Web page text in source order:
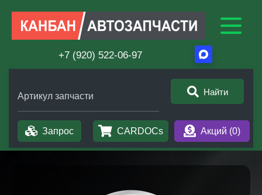
+7 (920) 522-06-97
Артикул запчасти Найти
Запрос CARDOCs Акций (0)